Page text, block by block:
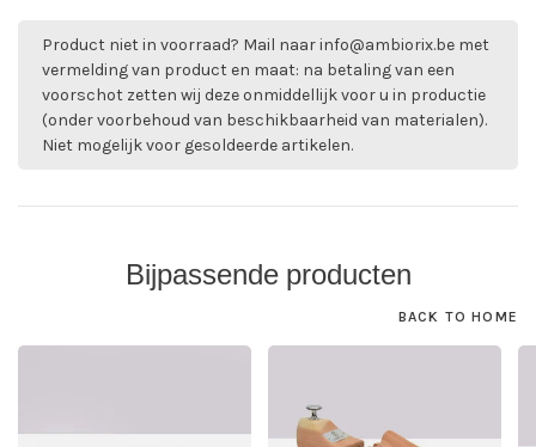
Product niet in voorraad? Mail naarinfo@ambiorix.be met
vermelding van product en maat: na betaling van een
voorschot zetten wij deze onmiddellijk voor u in productie
(onder voorbehoud van beschikbaarheid van materialen).
Niet mogelijk voor gesoldeerde artikelen.
Bijpassende producten
BACK TO HOME